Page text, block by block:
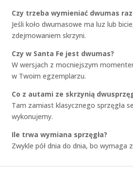
Czy trzeba wymieniać dwumas
Jeśli koło dwumasowe ma luz lub
zdejmowaniem skrzyni.
Czy w Santa Fe jest dwumas?
W wersjach z mocniejszym
w Twoim egzemplarzu.
Co z autami ze skrzynią
Tam zamiast klasycznego sprzęgła
wykonujemy.
Ile trwa wymiana sprzęgła?
Zwykle pół dnia do dnia, bo wymaga